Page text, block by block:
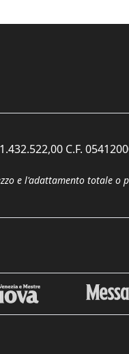
C.F.
e l'adattamento totale o